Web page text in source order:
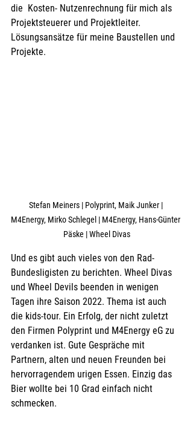
die  Kosten- Nutzenrechnung für mich als
Projektsteuerer und Projektleiter.
Lösungsansätze für meine Baustellen und
Projekte.
Stefan Meiners | Polyprint, Maik Junker |
M4Energy, Mirko Schlegel | M4Energy, Hans-Günter
Päske | Wheel Divas
Und es gibt auch vieles von den Rad-
Bundesligisten zu berichten. Wheel Divas
und Wheel Devils beenden in wenigen
Tagen ihre Saison 2022. Thema ist auch
die kids-tour. Ein Erfolg, der nicht zuletzt
den Firmen Polyprint und M4Energy eG zu
verdanken ist. Gute Gespräche mit
Partnern, alten und neuen Freunden bei
hervorragendem urigen Essen. Einzig das
Bier wollte bei 10 Grad einfach nicht
schmecken.